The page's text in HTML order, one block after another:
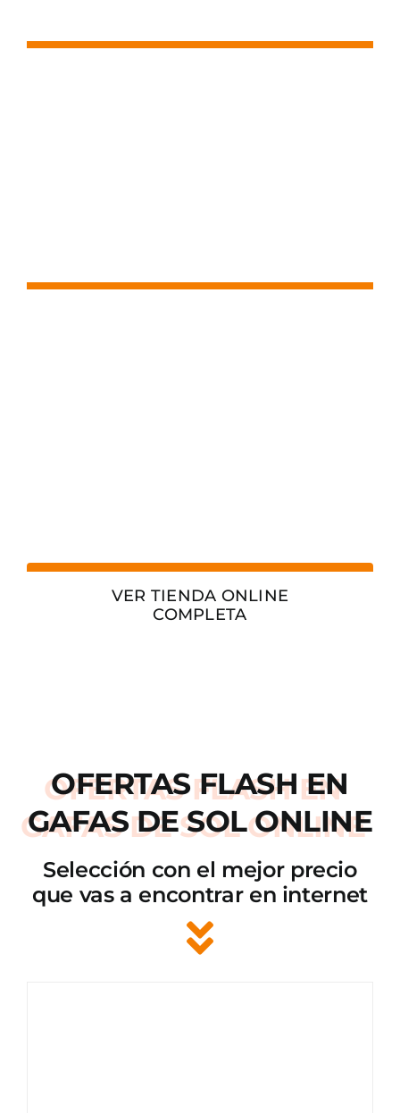
VER TIENDA ONLINE
COMPLETA
OFERTAS FLASH EN
GAFAS DE SOL ONLINE
Selección con el mejor precio
que vas a encontrar en internet